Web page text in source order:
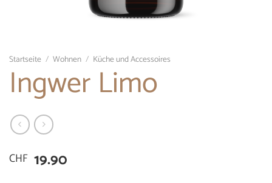
Startseite / Wohnen / Küche und Accessoires
Ingwer Limo
CHF 19.90